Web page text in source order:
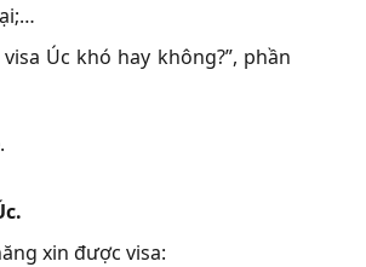
Úc khó hay không?”, phần
.
xin được visa: